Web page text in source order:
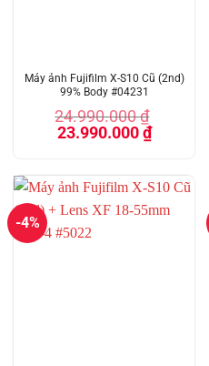
Máy ảnh Fujifilm X-S10 Cũ (2nd)
99% Body #04231
24.990.000₫
Giá
gốc
23.990.000₫Giá
hiện
-4%